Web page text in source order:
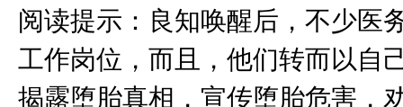
阅读提示：良知唤醒后，不少医
工作岗位，而且，他们转而以自
揭露堕胎真相，宣传堕胎危害，